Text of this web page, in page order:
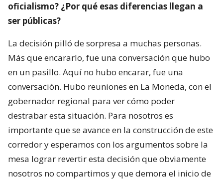
oficialismo? ¿Por qué esas diferencias llegan a
ser públicas?
La decisión pilló de sorpresa a muchas personas.
Más que encararlo, fue una conversación que hubo
en un pasillo. Aquí no hubo encarar, fue una
conversación. Hubo reuniones en La Moneda, con el
gobernador regional para ver cómo poder
destrabar esta situación. Para nosotros es
importante que se avance en la construcción de este
corredor y esperamos con los argumentos sobre la
mesa lograr revertir esta decisión que obviamente
nosotros no compartimos y que demora el inicio de